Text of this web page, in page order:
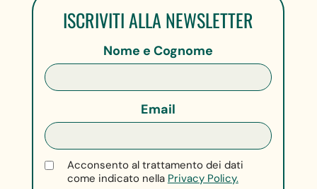
ISCRIVITI ALLA NEWSLETTER
Nome e Cognome
Email
Acconsento al trattamento dei dati
come indicato nella Privacy Policy.